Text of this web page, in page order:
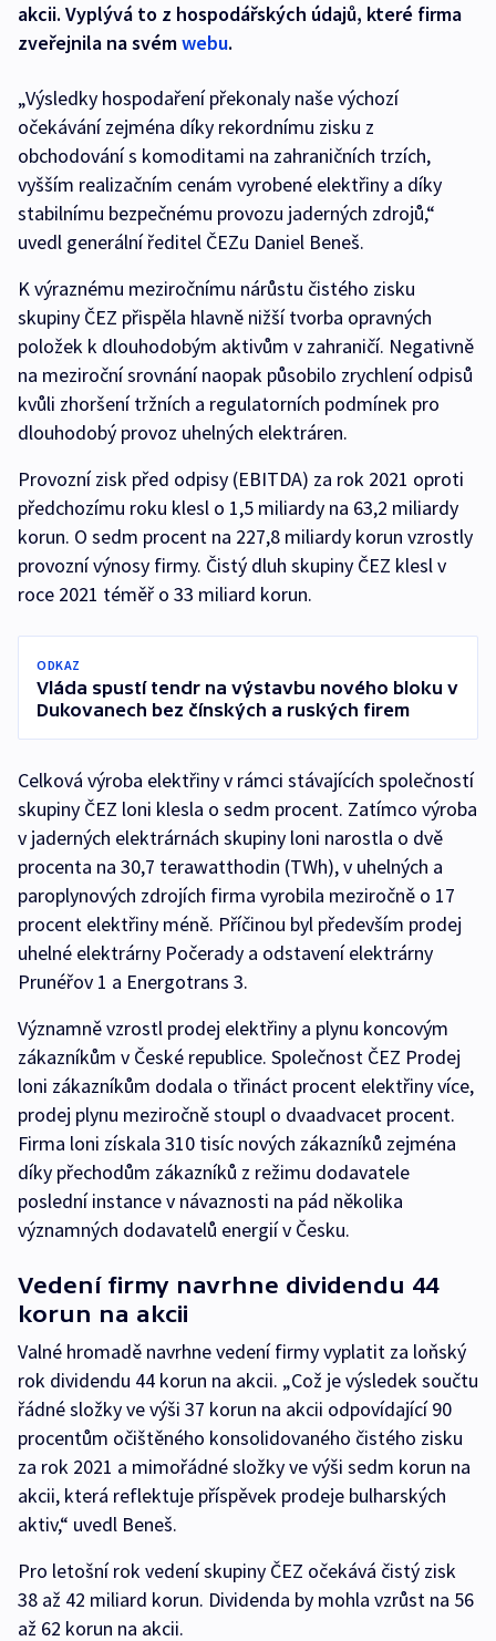
akcii. Vyplývá to z hospodářských údajů, které firma
zveřejnila na svémwebu.
„Výsledky hospodaření překonaly naše výchozí
očekávání zejména díky rekordnímu zisku z
obchodování s komoditami na zahraničních trzích,
vyšším realizačním cenám vyrobené elektřiny a díky
stabilnímu bezpečnému provozu jaderných zdrojů,“
uvedl generální ředitel ČEZu Daniel Beneš.
K výraznému meziročnímu nárůstu čistého zisku
skupiny ČEZ přispěla hlavně nižší tvorba opravných
položek k dlouhodobým aktivům v zahraničí. Negativně
na meziroční srovnání naopak působilo zrychlení odpisů
kvůli zhoršení tržních a regulatorních podmínek pro
dlouhodobý provoz uhelných elektráren.
Provozní zisk před odpisy (EBITDA) za rok 2021 oproti
předchozímu roku klesl o 1,5 miliardy na 63,2 miliardy
korun. O sedm procent na 227,8 miliardy korun vzrostly
provozní výnosy firmy. Čistý dluh skupiny ČEZ klesl v
roce 2021 téměř o 33 miliard korun.
ODKAZ
Vláda spustí tendr na výstavbu nového bloku v
Dukovanech bez čínských a ruských firem
Celková výroba elektřiny v rámci stávajících společností
skupiny ČEZ loni klesla o sedm procent. Zatímco výroba
v jaderných elektrárnách skupiny loni narostla o dvě
procenta na 30,7 terawatthodin (TWh), v uhelných a
paroplynových zdrojích firma vyrobila meziročně o 17
procent elektřiny méně. Příčinou byl především prodej
uhelné elektrárny Počerady a odstavení elektrárny
Prunéřov 1 a Energotrans 3.
Významně vzrostl prodej elektřiny a plynu koncovým
zákazníkům v České republice. Společnost ČEZ Prodej
loni zákazníkům dodala o třináct procent elektřiny více,
prodej plynu meziročně stoupl o dvaadvacet procent.
Firma loni získala 310 tisíc nových zákazníků zejména
díky přechodům zákazníků z režimu dodavatele
poslední instance v návaznosti na pád několika
významných dodavatelů energií v Česku.
Vedení firmy navrhne dividendu 44
korun na akcii
Valné hromadě navrhne vedení firmy vyplatit za loňský
rok dividendu 44 korun na akcii. „Což je výsledek součtu
řádné složky ve výši 37 korun na akcii odpovídající 90
procentům očištěného konsolidovaného čistého zisku
za rok 2021 a mimořádné složky ve výši sedm korun na
akcii, která reflektuje příspěvek prodeje bulharských
aktiv,“ uvedl Beneš.
Pro letošní rok vedení skupiny ČEZ očekává čistý zisk
38 až 42 miliard korun. Dividenda by mohla vzrůst na 56
až 62 korun na akcii.